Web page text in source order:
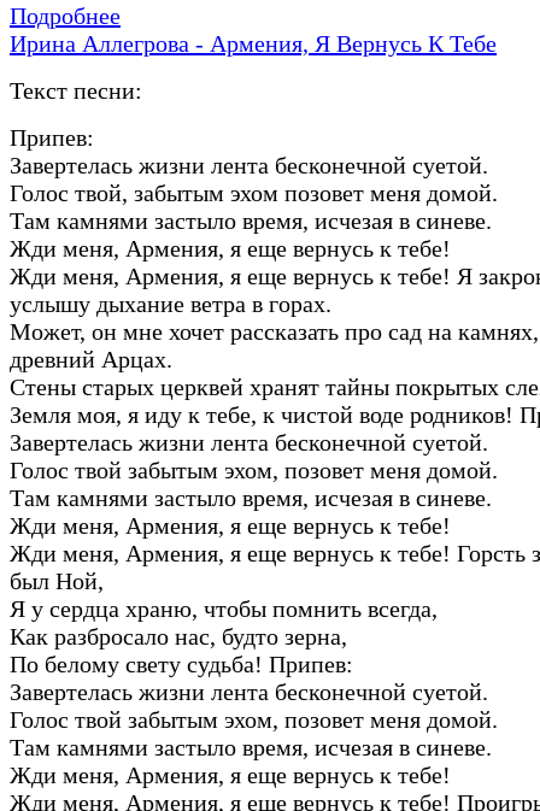
Подробнее
Ирина Аллегрова - Армения, Я Вернусь К Тебе
Текст песни:
Припев:
Завертелась жизни лента бесконечной суетой.
Голос твой, забытым эхом позовет меня домой.
Там камнями застыло время, исчезая в синеве.
Жди меня, Армения, я еще вернусь к тебе!
Жди меня, Армения, я еще вернусь к тебе! Я
услышу дыхание ветра в горах.
Может, он мне хочет рассказать про сад на
древний Арцах.
Стены старых церквей хранят тайны покрытых
Земля моя, я иду к тебе, к чистой воде родников!
Завертелась жизни лента бесконечной суетой.
Голос твой забытым эхом, позовет меня домой.
Там камнями застыло время, исчезая в синеве.
Жди меня, Армения, я еще вернусь к тебе!
Жди меня, Армения, я еще вернусь к тебе! Горсть
был Ной,
Я у сердца храню, чтобы помнить всегда,
Как разбросало нас, будто зерна,
По белому свету судьба! Припев:
Завертелась жизни лента бесконечной суетой.
Голос твой забытым эхом, позовет меня домой.
Там камнями застыло время, исчезая в синеве.
Жди меня, Армения, я еще вернусь к тебе!
Жди меня, Армения, я еще вернусь к тебе!